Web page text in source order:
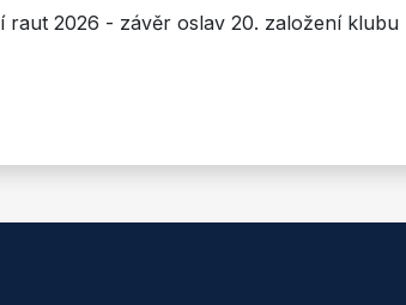
raut 2026 - závěr oslav 20. založení klubu